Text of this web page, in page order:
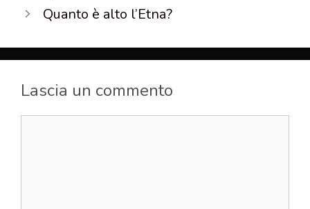
Quanto è alto l’Etna?
Lascia un commento